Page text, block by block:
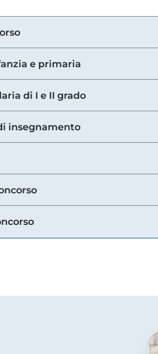
e primaria
di I e II grado
insegnamento